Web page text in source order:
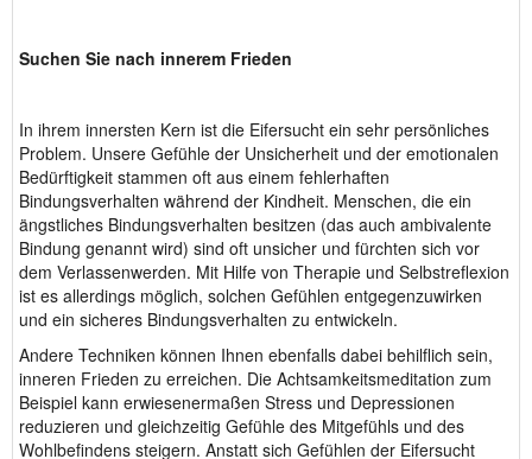
Suchen Sie nach innerem Frieden
In ihrem innersten Kern ist die Eifersucht ein sehr persönliches
Problem. Unsere Gefühle der Unsicherheit und der emotionalen
Bedürftigkeit stammen oft aus einem fehlerhaften
Bindungsverhalten während der Kindheit. Menschen, die ein
ängstliches Bindungsverhalten besitzen (das auch ambivalente
Bindung genannt wird) sind oft unsicher und fürchten sich vor
dem Verlassenwerden. Mit Hilfe von Therapie und Selbstreflexion
ist es allerdings möglich, solchen Gefühlen entgegenzuwirken
und ein sicheres Bindungsverhalten zu entwickeln.
Andere Techniken können Ihnen ebenfalls dabei behilflich sein,
inneren Frieden zu erreichen. Die Achtsamkeitsmeditation zum
Beispiel kann erwiesenermaßen Stress und Depressionen
reduzieren und gleichzeitig Gefühle des Mitgefühls und des
Wohlbefindens steigern. Anstatt sich Gefühlen der Eifersucht